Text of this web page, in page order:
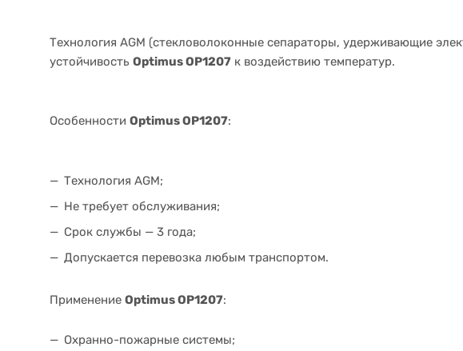
Технология AGM (стекловолоконные сепараторы, удерживающие
устойчивость Optimus OP1207 к воздействию температур.
Особенности Optimus OP1207:
Технология AGM;
Не требует обслуживания;
Срок службы — 3 года;
Допускается перевозка любым транспортом.
Применение Optimus OP1207:
Охранно-пожарные системы;